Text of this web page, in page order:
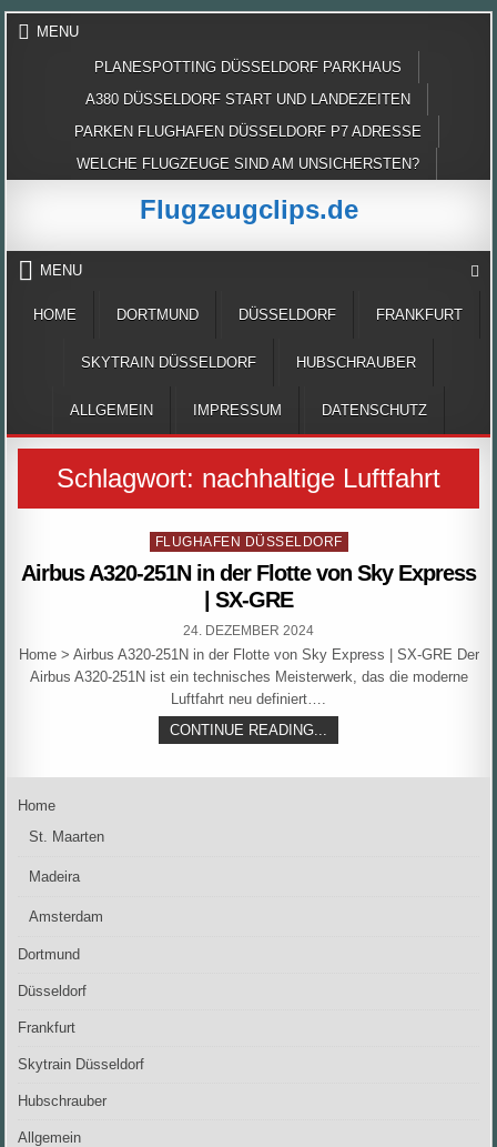
Skip
MENU
PLANESPOTTING DÜSSELDORF PARKHAUS
A380 DÜSSELDORF START UND LANDEZEITEN
PARKEN FLUGHAFEN DÜSSELDORF P7 ADRESSE
WELCHE FLUGZEUGE SIND AM UNSICHERSTEN?
Flugzeugclips.de
MENU
HOME DORTMUND DÜSSELDORF FRANKFURT
SKYTRAIN DÜSSELDORF HUBSCHRAUBER
ALLGEMEIN IMPRESSUM DATENSCHUTZ
Schlagwort: nachhaltige Luftfahrt
Posted
in
FLUGHAFEN DÜSSELDORF
Airbus A320-251N in der Flotte von Sky Express
| SX-GRE
PUBLISHED
24. DEZEMBER 2024
Home > Airbus A320-251N in der Flotte von Sky Express | SX-GRE Der
Airbus A320-251N ist ein technisches Meisterwerk, das die moderne
Luftfahrt neu definiert….
CONTINUE READING...
A320-
IN
Home
St. Maarten
Madeira
Amsterdam
Dortmund
Düsseldorf
Frankfurt
Skytrain Düsseldorf
Hubschrauber
Allgemein